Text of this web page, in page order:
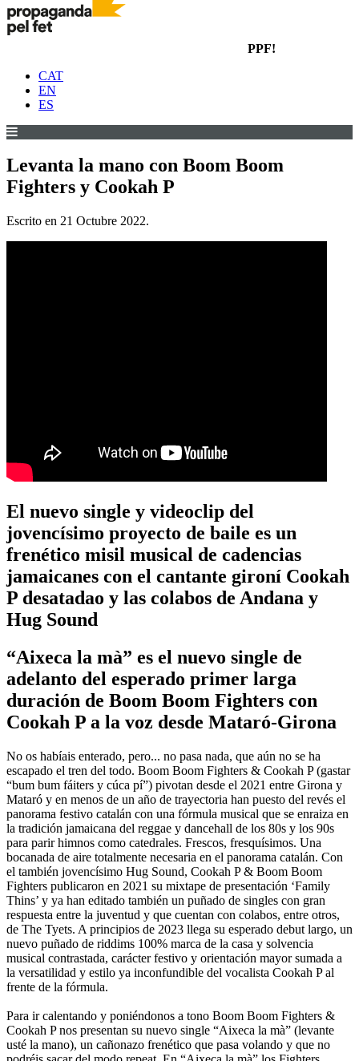
PPF!
CAT
EN
ES
Levanta la mano con Boom Boom
Fighters y Cookah P
Escrito en 21 Octubre 2022.
El nuevo single y videoclip del
jovencísimo proyecto de baile es un
frenético misil musical de cadencias
jamaicanes con el cantante gironí Cookah
P desatadao y las colabos de Andana y
Hug Sound
“Aixeca la mà” es el nuevo single de
adelanto del esperado primer larga
duración de Boom Boom Fighters con
Cookah P a la voz desde Mataró-Girona
No os habíais enterado, pero... no pasa nada, que aún no se ha
escapado el tren del todo. Boom Boom Fighters & Cookah P (gastar
“bum bum fáiters y cúca pí”) pivotan desde el 2021 entre Girona y
Mataró y en menos de un año de trayectoria han puesto del revés el
panorama festivo catalán con una fórmula musical que se enraiza en
la tradición jamaicana del reggae y dancehall de los 80s y los 90s
para parir himnos como catedrales. Frescos, fresquísimos. Una
bocanada de aire totalmente necesaria en el panorama catalán. Con
el también jovencísimo Hug Sound, Cookah P & Boom Boom
Fighters publicaron en 2021 su mixtape de presentación ‘Family
Thins’ y ya han editado también un puñado de singles con gran
respuesta entre la juventud y que cuentan con colabos, entre otros,
de The Tyets. A principios de 2023 llega su esperado debut largo, un
nuevo puñado de riddims 100% marca de la casa y solvencia
musical contrastada, carácter festivo y orientación mayor sumada a
la versatilidad y estilo ya inconfundible del vocalista Cookah P al
frente de la fórmula.
Para ir calentando y poniéndonos a tono Boom Boom Fighters &
Cookah P nos presentan su nuevo single “Aixeca la mà” (levante
usté la mano), un cañonazo frenético que pasa volando y que no